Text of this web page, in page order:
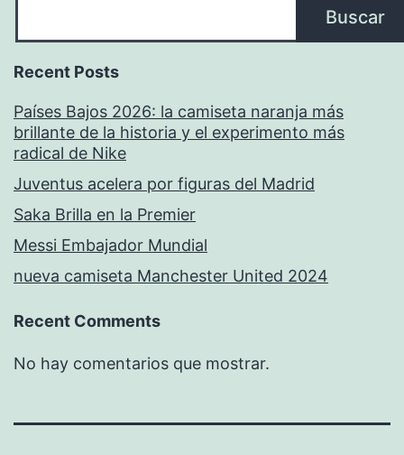
Buscar
Recent Posts
Países Bajos 2026: la camiseta naranja más
brillante de la historia y el experimento más
radical de Nike
Juventus acelera por figuras del Madrid
Saka Brilla en la Premier
Messi Embajador Mundial
nueva camiseta Manchester United 2024
Recent Comments
No hay comentarios que mostrar.